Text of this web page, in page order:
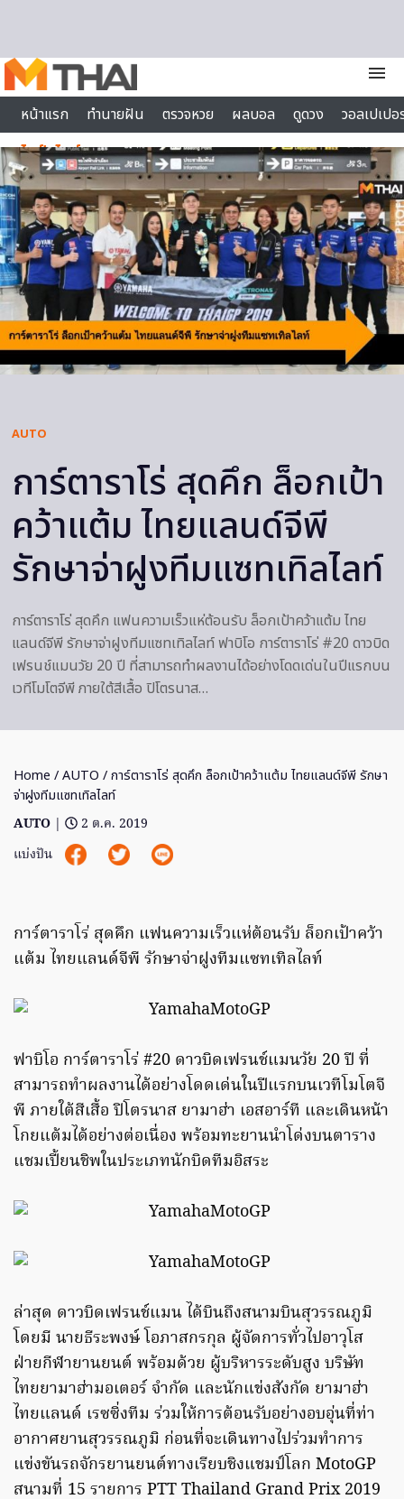
menu
หน้าแรก
ทำนายฝัน ตรวจหวย ผลบอล ดูดวง
วอลเปเป
ไลฟ์สไตล์
AUTO
การ์ตาราโร่ สุดคึก ล็อกเป้า
คว้าแต้ม ไทยแลนด์จีพี
รักษาจ่าฝูงทีมแซทเทิลไลท์
การ์ตาราโร่ สุดคึก แฟนความเร็วแห่ต้อนรับ ล็อกเป้าคว้าแต้ม ไทย
แลนด์จีพี รักษาจ่าฝูงทีมแซทเทิลไลท์ ฟาบิโอ การ์ตาราโร่ #20 ดาวบิด
เฟรนช์แมนวัย 20 ปี ที่สามารถทำผลงานได้อย่างโดดเด่นในปีแรกบน
เวทีโมโตจีพี ภายใต้สีเสื้อ ปิโตรนาส…
Home /AUTO / การ์ตาราโร่ สุดคึก ล็อกเป้าคว้าแต้ม ไทยแลนด์จีพี รักษา
จ่าฝูงทีมแซทเทิลไลท์
AUTO |
2 ต.ค. 2019
แบ่งปัน
การ์ตาราโร่ สุดคึก แฟนความเร็วแห่ต้อนรับ ล็อกเป้าคว้า
แต้ม ไทยแลนด์จีพี รักษาจ่าฝูงทีมแซทเทิลไลท์
ฟาบิโอ การ์ตาราโร่ #20 ดาวบิดเฟรนช์แมนวัย 20 ปี ที่
สามารถทำผลงานได้อย่างโดดเด่นในปีแรกบนเวทีโมโตจี
พี ภายใต้สีเสื้อ ปิโตรนาส ยามาฮ่า เอสอาร์ที และเดินหน้า
โกยแต้มได้อย่างต่อเนื่อง พร้อมทะยานนำโด่งบนตาราง
แชมเปี้ยนชิพในประเภทนักบิดทีมอิสระ
ล่าสุด ดาวบิดเฟรนช์แมน ได้บินถึงสนามบินสุวรรณภูมิ
โดยมี นายธีระพงษ์ โอภาสกรกุล ผู้จัดการทั่วไปอาวุโส
ฝ่ายกีฬายานยนต์ พร้อมด้วย ผู้บริหารระดับสูง บริษัท
ไทยยามาฮ่ามอเตอร์ จำกัด และนักแข่งสังกัด ยามาฮ่า
ไทยแลนด์ เรซซิ่งทีม ร่วมให้การต้อนรับอย่างอบอุ่นที่ท่า
อากาศยานสุวรรณภูมิ ก่อนที่จะเดินทางไปร่วมทำการ
แข่งขันรถจักรยานยนต์ทางเรียบชิงแชมป์โลก MotoGP
สนามที่ 15 รายการ PTT Thailand Grand Prix 2019